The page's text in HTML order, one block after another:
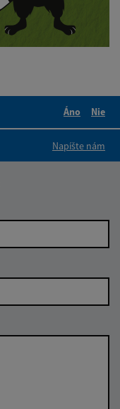
Áno
Nie
Napíšte nám